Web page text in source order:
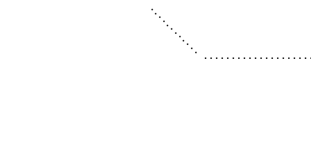
. . . . . . . . . . . . . . . . . . .
. . . . . . . . . . . .